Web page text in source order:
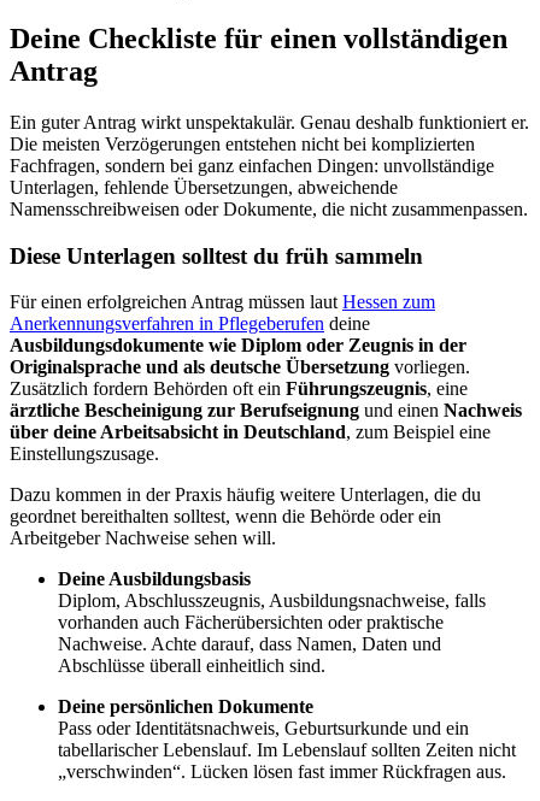
Deine Checkliste für einen vollständigen
Antrag
Ein guter Antrag wirkt unspektakulär. Genau deshalb funktioniert er.
Die meisten Verzögerungen entstehen nicht bei komplizierten
Fachfragen, sondern bei ganz einfachen Dingen: unvollständige
Unterlagen, fehlende Übersetzungen, abweichende
Namensschreibweisen oder Dokumente, die nicht zusammenpassen.
Diese Unterlagen solltest du früh sammeln
Für einen erfolgreichen Antrag müssen laut Hessen zum
Anerkennungsverfahren in Pflegeberufen deine
Ausbildungsdokumente wie Diplom oder Zeugnis in der
Originalsprache und als deutsche Übersetzung vorliegen.
Zusätzlich fordern Behörden oft ein Führungszeugnis, eine
ärztliche Bescheinigung zur Berufseignung und einen Nachweis
über deine Arbeitsabsicht in Deutschland, zum Beispiel eine
Einstellungszusage.
Dazu kommen in der Praxis häufig weitere Unterlagen, die du
geordnet bereithalten solltest, wenn die Behörde oder ein
Arbeitgeber Nachweise sehen will.
Deine Ausbildungsbasis
Diplom, Abschlusszeugnis, Ausbildungsnachweise, falls
vorhanden auch Fächerübersichten oder praktische
Nachweise. Achte darauf, dass Namen, Daten und
Abschlüsse überall einheitlich sind.
Deine persönlichen Dokumente
Pass oder Identitätsnachweis, Geburtsurkunde und ein
tabellarischer Lebenslauf. Im Lebenslauf sollten Zeiten nicht
„verschwinden“. Lücken lösen fast immer Rückfragen aus.